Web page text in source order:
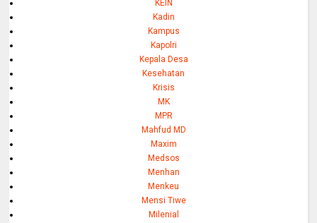
KEIN
Kadin
Kampus
Kapolri
Kepala Desa
Kesehatan
Krisis
MK
MPR
Mahfud MD
Maxim
Medsos
Menhan
Menkeu
Mensi Tiwe
Milenial